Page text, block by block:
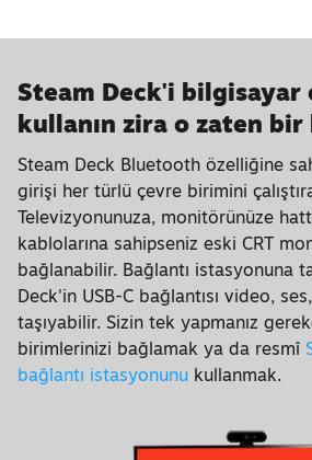
Steam Deck'i bilgisayar
kullanın zira o zaten
Steam Deck Bluetooth özelliğine
girişi her türlü çevre birimini
Televizyonunuza, monitörünüze
kablolarına sahipseniz eski CRT
bağlanabilir. Bağlantı istasyonuna
Deck'in USB-C bağlantısı video,
taşıyabilir. Sizin tek yapmanız
birimlerinizi bağlamak ya da resmî
bağlantı istasyonunu kullanmak.